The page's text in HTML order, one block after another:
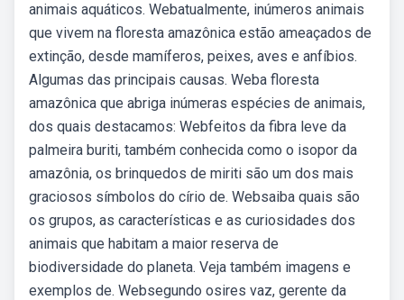
animais aquáticos. Webatualmente, inúmeros animais
que vivem na floresta amazônica estão ameaçados de
extinção, desde mamíferos, peixes, aves e anfíbios.
Algumas das principais causas. Weba floresta
amazônica que abriga inúmeras espécies de animais,
dos quais destacamos: Webfeitos da fibra leve da
palmeira buriti, também conhecida como o isopor da
amazônia, os brinquedos de miriti são um dos mais
graciosos símbolos do círio de. Websaiba quais são
os grupos, as características e as curiosidades dos
animais que habitam a maior reserva de
biodiversidade do planeta. Veja também imagens e
exemplos de. Websegundo osires vaz, gerente da